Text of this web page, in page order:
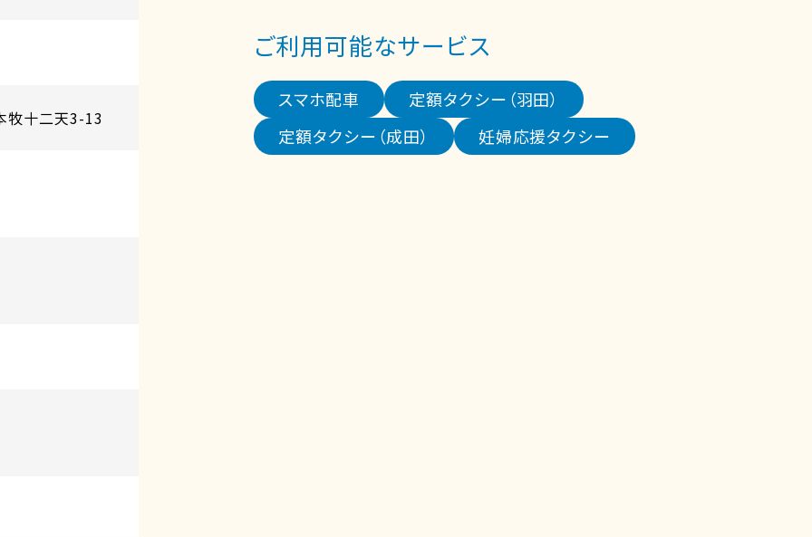
十二天3-13
ご利用可能なサービス
スマホ配車
定額タクシー（羽田）
定額タクシー（成田）
妊婦応援タクシー